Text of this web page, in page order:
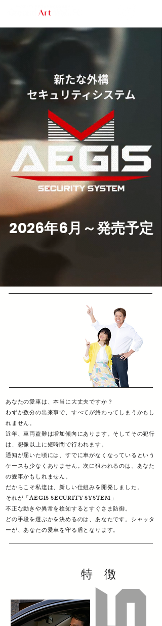
2026年6月～発売予定
あなたの愛車は、本当に大丈夫ですか？
わずか数分の出来事で、すべてが終わってしまうかもし
れません。
近年、車両盗難は増加傾向にあります。そしてその犯行
は、想像以上に短時間で行われます。
通知が届いた頃には、すでに車がなくなっているという
ケースも少なくありません。次に狙われるのは、あなた
の愛車かもしれません。
だからこそ私達は、新しい仕組みを開発しました。
それが「AEGIS SECURITY SYSTEM」
不正な動きや異常を検知するとすぐさま防御。
どの手段を選ぶかを決めるのは、あなたです。シャッタ
ーが、あなたの愛車を守る盾となります。
特 徴